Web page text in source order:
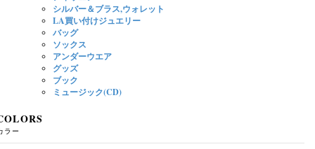
シルバー＆ブラス,ウォレット
LA買い付けジュエリー
バッグ
ソックス
アンダーウエア
グッズ
ブック
ミュージック(CD)
ラー